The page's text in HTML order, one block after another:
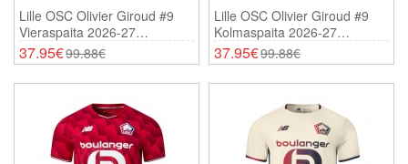
Lille OSC Olivier Giroud #9
Vieraspaita 2026-27
Lyhythihainen
37.95€99.88€
Lille OSC Olivier Giroud #9
Kolmaspaita 2026-27
Lyhythihainen
37.95€99.88€